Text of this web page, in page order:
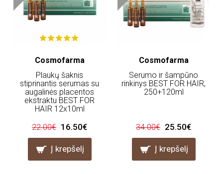
Cosmofarma
Plaukų šaknis
stiprinantis serumas su
augalinės placentos
ekstraktu BEST FOR
HAIR 12x10ml
22.00€ 16.50€
Į krepšelį
Cosmofarma
Serumo ir šampūno
rinkinys BEST FOR HAIR,
250+120ml
34.00€ 25.50€
Į krepšelį